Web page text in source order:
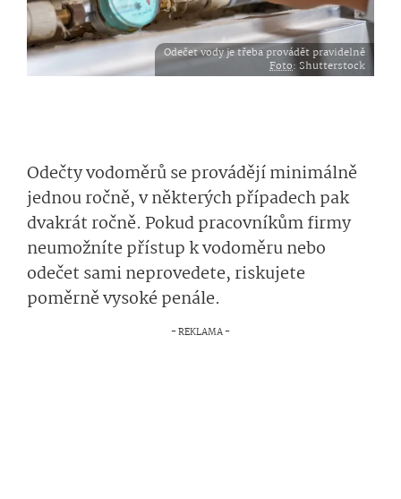
Odečet vody je třeba provádět pravidelně
Foto: Shutterstock
Odečty vodoměrů se provádějí minimálně
jednou ročně, v některých případech pak
dvakrát ročně. Pokud pracovníkům firmy
neumožníte přístup k vodoměru nebo
odečet sami neprovedete, riskujete
poměrně vysoké penále.